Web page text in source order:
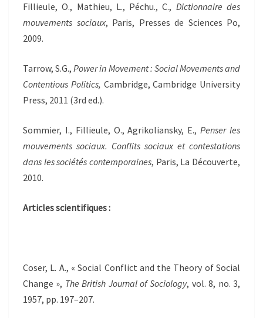
Fillieule, O., Mathieu, L., Péchu., C., Dictionnaire des
mouvements sociaux, Paris, Presses de Sciences Po,
2009.
Tarrow, S.G.,Power in Movement : Social Movements and
Contentious Politics, Cambridge, Cambridge University
Press, 2011 (3rd ed.).
Sommier, I., Fillieule, O., Agrikoliansky, E.,Penser les
mouvements sociaux. Conflits sociaux et contestations
dans les sociétés contemporaines, Paris, La Découverte,
2010.
Articles scientifiques :
Coser, L. A., « Social Conflict and the Theory of Social
Change », The British Journal of Sociology, vol. 8, no. 3,
1957, pp. 197–207.